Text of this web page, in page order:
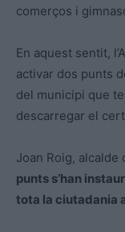
comerços i
En aquest sentit,
activar dos punts
del municipi que
descarregar el
Joan Roig, alcalde
punts s’han
tota la ciutadania